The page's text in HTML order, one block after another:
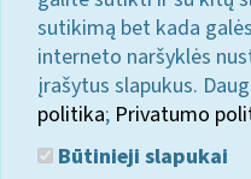
sutikimą bet kada
interneto naršyklės
įrašytus slapukus.
politika; Privatumo
Būtinieji slapukai